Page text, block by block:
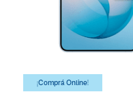
¡Comprá Online!